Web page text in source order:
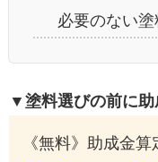
必要のない塗
▼塗料選びの前に助
《無料》助成金